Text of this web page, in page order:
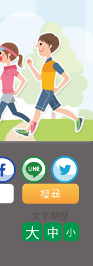
搜尋
文字調整
大 中 小